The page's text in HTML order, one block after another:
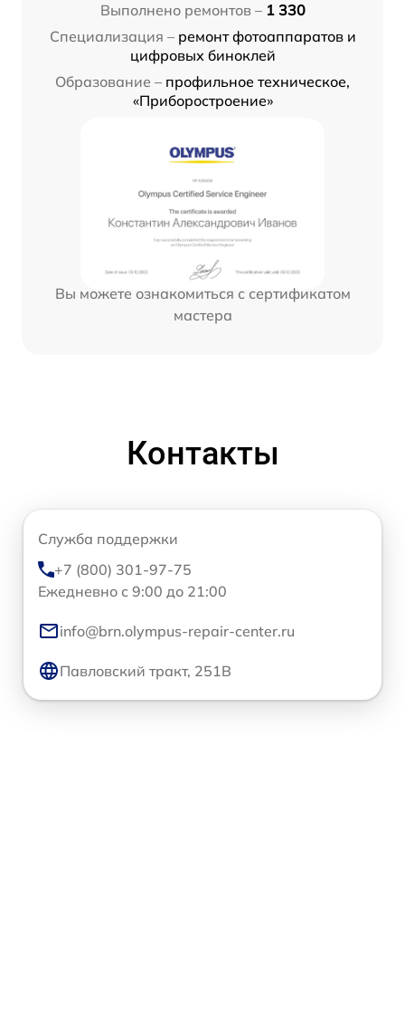
Выполнено ремонтов – 1 330
Специализация – ремонт фотоаппаратов и
цифровых биноклей
Образование – профильное техническое,
«Приборостроение»
Вы можете ознакомиться с сертификатом
мастера
Контакты
Служба поддержки
+7 (800) 301-97-75
Ежедневно с 9:00 до 21:00
info@brn.olympus-repair-center.ru
Павловский тракт, 251В